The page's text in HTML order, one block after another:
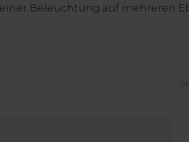
Beleuchtung auf mehreren